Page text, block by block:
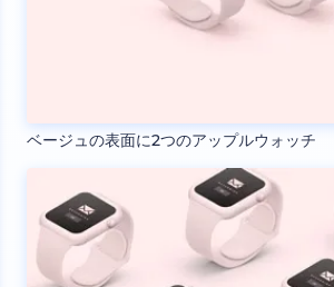
ベージュの表面に2つのアップルウォッチ